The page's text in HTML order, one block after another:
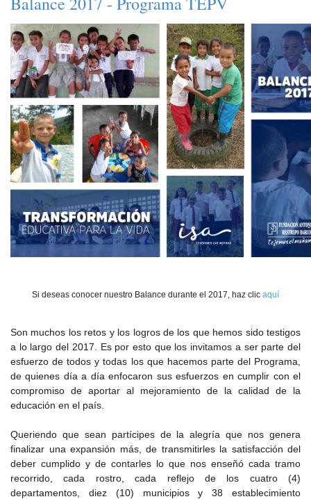
Si deseas conocer nuestro Balance durante el 2017, haz clic aquí
Son muchos los retos y los logros de los que hemos sido testigos
a lo largo del 2017. Es por esto que los invitamos a ser parte del
esfuerzo de todos y todas los que hacemos parte del Programa,
de quienes día a día enfocaron sus esfuerzos en cumplir con el
compromiso de aportar al mejoramiento de la calidad de la
educación en el país.
Queriendo que sean partícipes de la alegría que nos genera
finalizar una expansión más, de transmitirles la satisfacción del
deber cumplido y de contarles lo que nos enseñó cada tramo
recorrido, cada rostro, cada reflejo de los cuatro (4)
departamentos, diez (10) municipios y 38 establecimiento